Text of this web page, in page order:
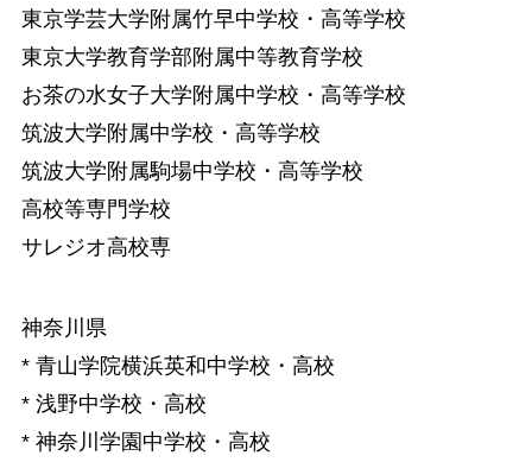
東京学芸大学附属竹早中学校・高等学校
東京大学教育学部附属中等教育学校
お茶の水女子大学附属中学校・高等学校
筑波大学附属中学校・高等学校
筑波大学附属駒場中学校・高等学校
高校等専門学校
サレジオ高校専
神奈川県
* 青山学院横浜英和中学校・高校
* 浅野中学校・高校
* 神奈川学園中学校・高校